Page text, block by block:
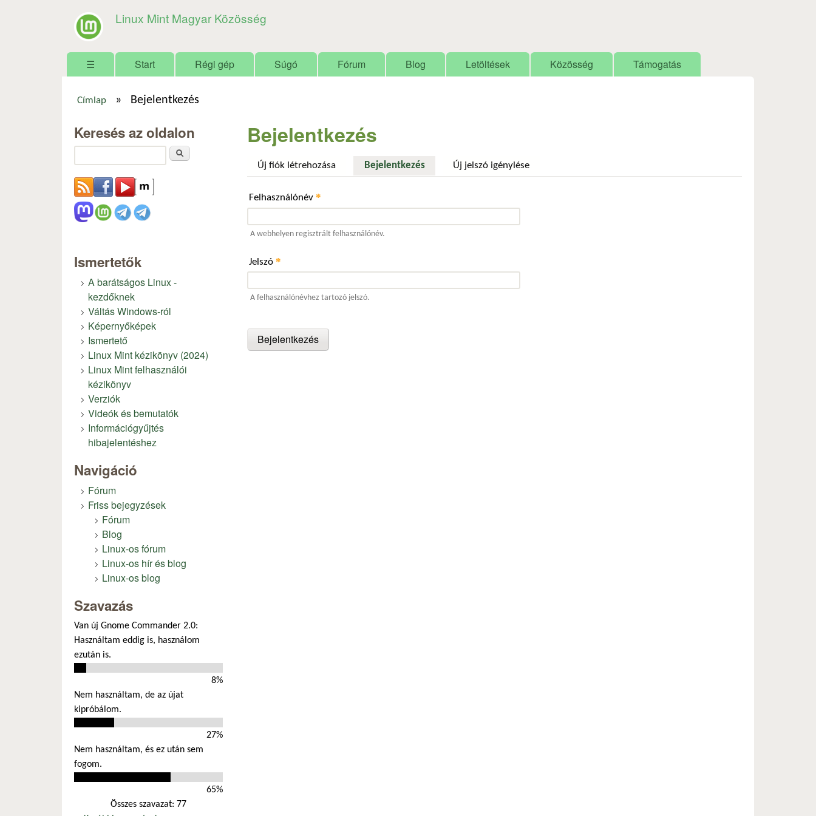
Linux Mint Magyar Közösség
Főmenü
☰ Start Régi gép Súgó Fórum Blog Letöltések Közösség Támogatás
Címlap » Bejelentkezés
Bejelentkezés
Új fiók létrehozása Bejelentkezés(aktív fül)Új jelszó igénylése
Felhasználónév *
A webhelyen regisztrált felhasználónév.
Jelszó *
A felhasználónévhez tartozó jelszó.
Keresés az oldalon
Ismertetők
A barátságos Linux -
kezdőknek
Váltás Windows-ról
Képernyőképek
Ismertető
Linux Mint kézikönyv (2024)
Linux Mint felhasználói
kézikönyv
Verziók
Videók és bemutatók
Információgyűjtés
hibajelentéshez
Navigáció
Fórum
Friss bejegyzések
Fórum
Blog
Linux-os fórum
Linux-os hír és blog
Linux-os blog
Szavazás
Van új Gnome Commander 2.0:
Használtam eddig is, használom
ezután is.
8%
Nem használtam, de az újat
kipróbálom.
27%
Nem használtam, és ez után sem
fogom.
65%
Összes szavazat: 77